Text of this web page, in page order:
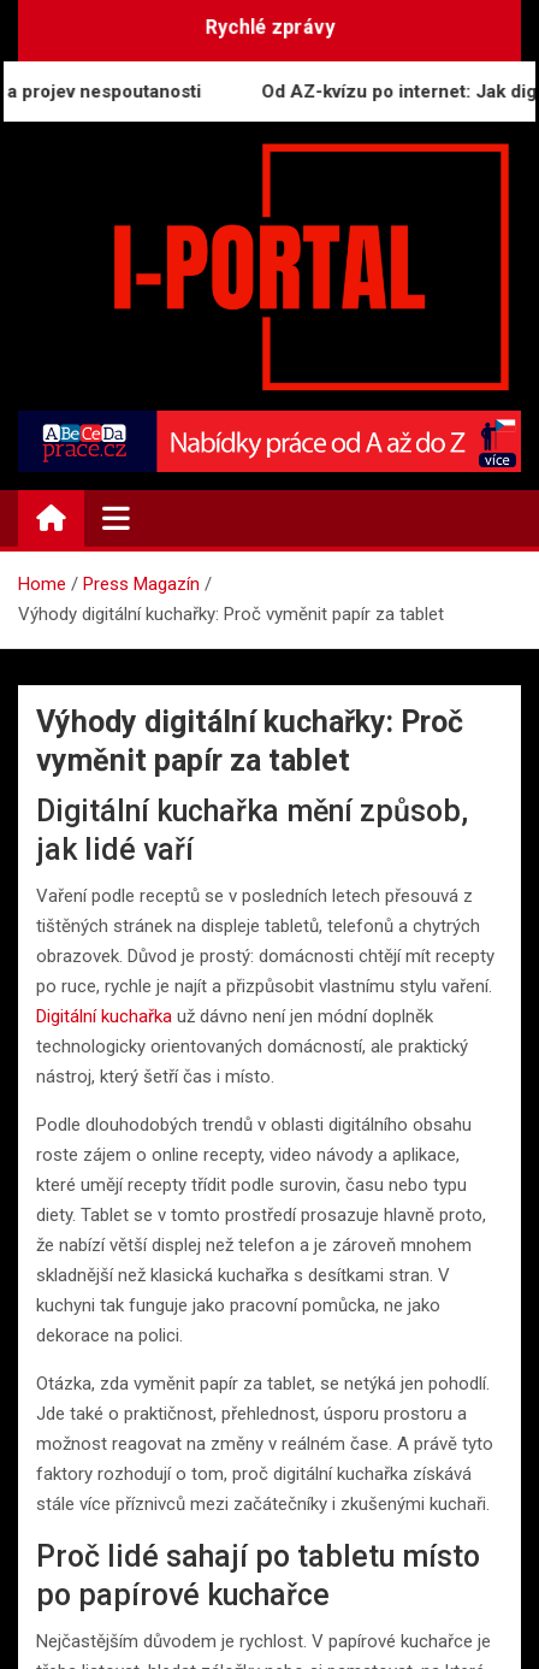
Rychlé zprávy
nespoutanosti Od AZ-kvízu po internet: Jak
i-PORTAL.CZ | Zprávy
Informační portál
Home
Press Magazín
Výhody digitální kuchařky: Proč vyměnit papír za tablet
Výhody digitální kuchařky: Proč
vyměnit papír za tablet
Digitální kuchařka mění způsob,
jak lidé vaří
Vaření podle receptů se v posledních letech přesouvá z
tištěných stránek na displeje tabletů, telefonů a chytrých
obrazovek. Důvod je prostý: domácnosti chtějí mít recepty
po ruce, rychle je najít a přizpůsobit vlastnímu stylu vaření.
Digitální kuchařka už dávno není jen módní doplněk
technologicky orientovaných domácností, ale praktický
nástroj, který šetří čas i místo.
Podle dlouhodobých trendů v oblasti digitálního obsahu
roste zájem o online recepty, video návody a aplikace,
které umějí recepty třídit podle surovin, času nebo typu
diety. Tablet se v tomto prostředí prosazuje hlavně proto,
že nabízí větší displej než telefon a je zároveň mnohem
skladnější než klasická kuchařka s desítkami stran. V
kuchyni tak funguje jako pracovní pomůcka, ne jako
dekorace na polici.
Otázka, zda vyměnit papír za tablet, se netýká jen pohodlí.
Jde také o praktičnost, přehlednost, úsporu prostoru a
možnost reagovat na změny v reálném čase. A právě tyto
faktory rozhodují o tom, proč digitální kuchařka získává
stále více příznivců mezi začátečníky i zkušenými kuchaři.
Proč lidé sahají po tabletu místo
po papírové kuchařce
Nejčastějším důvodem je rychlost. V papírové kuchařce je